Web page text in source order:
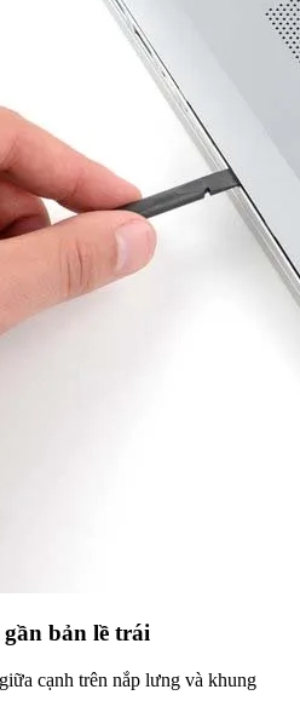
bản lề trái
cạnh trên nắp lưng và khung